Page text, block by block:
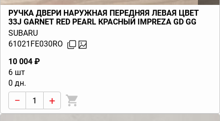
РУЧКА ДВЕРИ НАРУЖНАЯ ПЕРЕДНЯЯ ЛЕВАЯ ЦВЕТ
33J GARNET RED PEARL КРАСНЫЙ IMPREZA GD GG
(G11) 2006-2007
SUBARU
61021FE030RO
10 004 ₽
6 шт
0 дн.
− +